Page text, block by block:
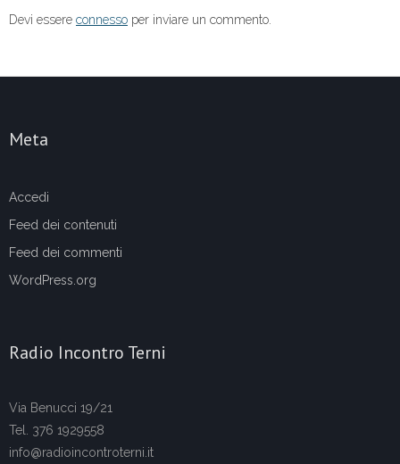
Devi essere connesso per inviare un commento.
Meta
Accedi
Feed dei contenuti
Feed dei commenti
WordPress.org
Radio Incontro Terni
Via Benucci 19/21
Tel. 376 1929558
info@radioincontroterni.it